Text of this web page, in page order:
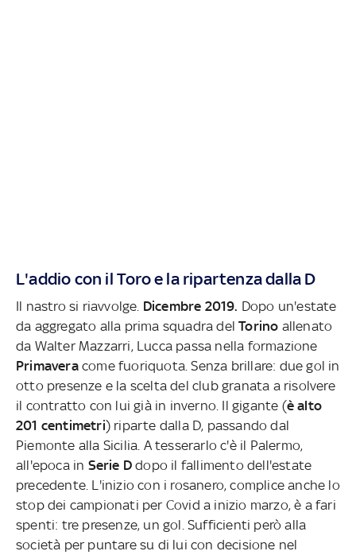
L'addio con il Toro e la ripartenza dalla D
Il nastro si riavvolge. Dicembre 2019. Dopo un'estate
da aggregato alla prima squadra delTorino allenato
da Walter Mazzarri, Lucca passa nella formazione
Primavera come fuoriquota. Senza brillare: due gol in
otto presenze e la scelta del club granata a risolvere
il contratto con lui già in inverno. Il gigante (è alto
201 centimetri) riparte dalla D, passando dal
Piemonte alla Sicilia. A tesserarlo c'è il Palermo,
all'epoca in Serie Ddopo il fallimento dell'estate
precedente. L'inizio con i rosanero, complice anche lo
stop dei campionati per Covid a inizio marzo, è a fari
spenti: tre presenze, un gol. Sufficienti però alla
società per puntare su di lui con decisione nel